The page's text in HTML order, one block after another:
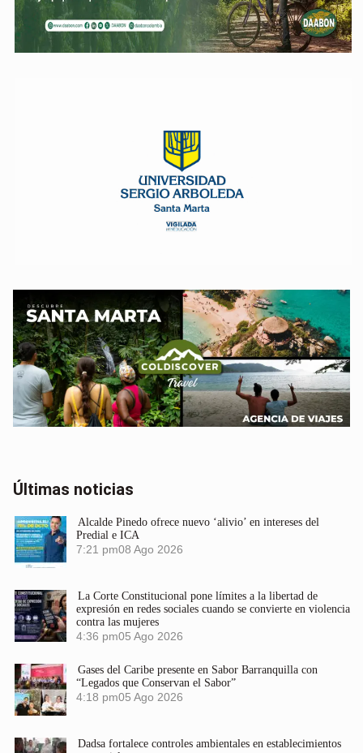
Últimas noticias
Alcalde Pinedo ofrece nuevo ‘alivio’ en intereses del
Predial e ICA
7:21 pm08 Ago 2026
La Corte Constitucional pone límites a la libertad de
expresión en redes sociales cuando se convierte en violencia
contra las mujeres
4:36 pm05 Ago 2026
Gases del Caribe presente en Sabor Barranquilla con
“Legados que Conservan el Sabor”
4:18 pm05 Ago 2026
Dadsa fortalece controles ambientales en establecimientos